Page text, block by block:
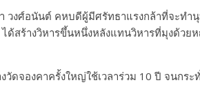
วงศ์อนันต์ คหบดีผู้มีศรัทธาแรงกล้าที่จะทำ
ด้สร้างวิหารขึ้นหนึ่งหลังแทนวิหารที่มุงด้วย
วัดจองคาครั้งใหญ่ใช้เวลาร่วม 10 ปี จนกร